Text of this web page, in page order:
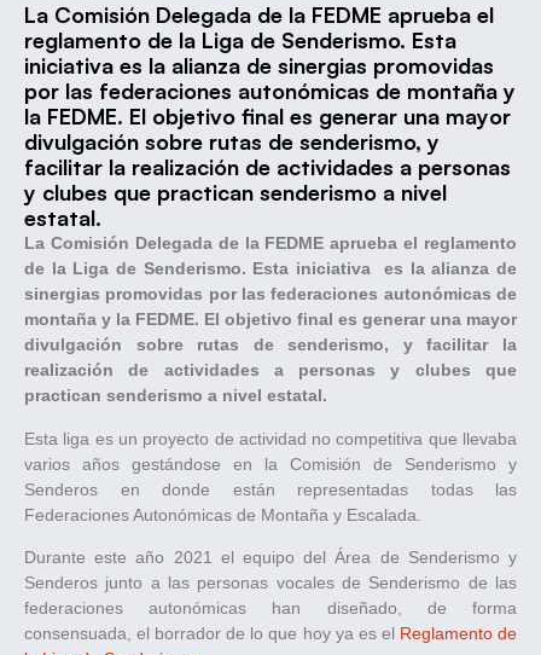
La Comisión Delegada de la FEDME aprueba el
reglamento de la Liga de Senderismo. Esta
iniciativa es la alianza de sinergias promovidas
por las federaciones autonómicas de montaña y
la FEDME. El objetivo final es generar una mayor
divulgación sobre rutas de senderismo, y
facilitar la realización de actividades a personas
y clubes que practican senderismo a nivel
estatal.
La Comisión Delegada de la FEDME aprueba el reglamento
de la Liga de Senderismo. Esta iniciativa es la alianza de
sinergias promovidas por las federaciones autonómicas de
montaña y la FEDME. El objetivo final es generar una mayor
divulgación sobre rutas de senderismo, y facilitar la
realización de actividades a personas y clubes que
practican senderismo a nivel estatal.
Esta liga es un proyecto de actividad no competitiva que llevaba
varios años gestándose en la Comisión de Senderismo y
Senderos en donde están representadas todas las
Federaciones Autonómicas de Montaña y Escalada.
Durante este año 2021 el equipo del Área de Senderismo y
Senderos junto a las personas vocales de Senderismo de las
federaciones autonómicas han diseñado, de forma
consensuada, el borrador de lo que hoy ya es el Reglamento de